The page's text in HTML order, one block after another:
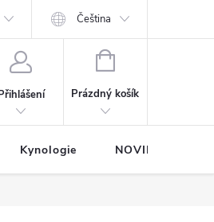
Čeština
NÁKUPNÍ
Prázdný košík
Kynologie NOVINKY